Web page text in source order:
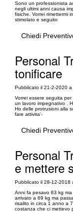
Sono un professionista
negli ultimi anni causa
fisiche. Vorrei rimettermi
stimolato e seguito
Chiedi
Personal
tonificare
Pubblicato il 21-2-2020
Vorrei essere seguita
un lavoro impegnativo .
Ho delle protrusioni alla
fare attivita'-
Chiedi
Personal
e mettere
Pubblicato il 28-12-2018
Anni fa pesavo 83 kg
arrivato a 69 kg ma
risalito in circa 1 anno a
costanza che ci mettevo